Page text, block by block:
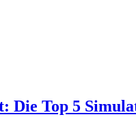
Top 5